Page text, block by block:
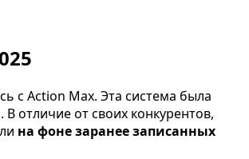
с Action Max. Эта система была
отличие от своих конкурентов,
на фоне заранее записанных